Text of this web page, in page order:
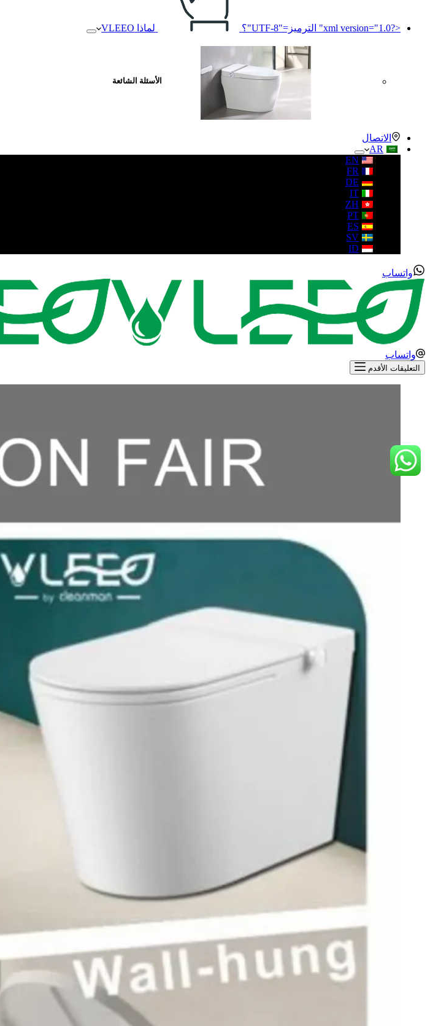
<?xml version="1.0" الترميز="UTF-8"؟ لماذا VLEEO
الأسئلة الشائعة
الاتصال
AR
EN
FR
DE
IT
ZH
PT
ES
SV
ID
واتساب
واتساب
التعليقات الأقدم